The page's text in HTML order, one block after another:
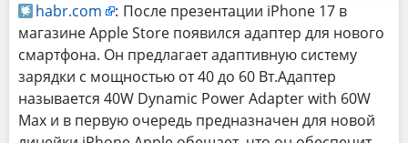
habr.com : После презентации iPhone 17 в
магазине Apple Store появился адаптер для нового
смартфона. Он предлагает адаптивную систему
зарядки с мощностью от 40 до 60 Вт.Адаптер
называется 40W Dynamic Power Adapter with 60W
Max и в первую очередь предназначен для новой